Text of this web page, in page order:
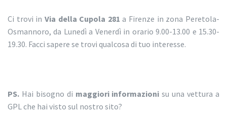
Ci trovi in Via della Cupola 281 a Firenze in zona Peretola-
Osmannoro, da Lunedì a Venerdì in orario 9.00-13.00 e 15.30-
19.30. Facci sapere se trovi qualcosa di tuo interesse.
PS. Hai bisogno di maggiori informazioni su una vettura a
GPL che hai visto sul nostro sito?